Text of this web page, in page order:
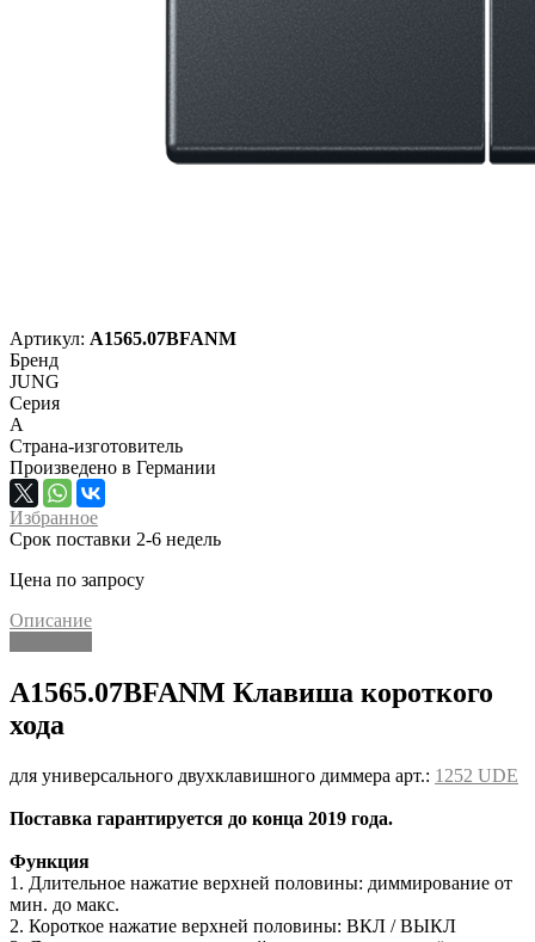
Артикул: A1565.07BFANM
Бренд
JUNG
Серия
A
Страна-изготовитель
Произведено в Германии
Избранное
Срок поставки 2-6 недель
Цена по запросу
Описание
A1565.07BFANM Клавиша короткого
хода
для универсального двухклавишного диммера арт.: 1252 UDE
Поставка гарантируется до конца 2019 года.
Функция
1. Длительное нажатие верхней половины: диммирование от
мин. до макс.
2. Короткое нажатие верхней половины: ВКЛ / ВЫКЛ